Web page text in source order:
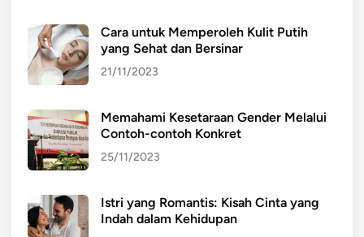
Cara untuk Memperoleh Kulit Putih
yang Sehat dan Bersinar
21/11/2023
Memahami Kesetaraan Gender Melalui
Contoh-contoh Konkret
25/11/2023
Istri yang Romantis: Kisah Cinta yang
Indah dalam Kehidupan